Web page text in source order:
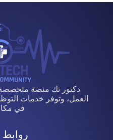
دكتور تك منصة
العمل، وتوفر خدمات
في